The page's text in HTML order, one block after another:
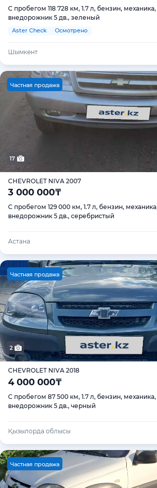
С пробегом 118 728 км, 1.7 л, бензин,
внедорожник 5 дв., зеленый
Aster Check Осмотрено
Шымкент
Частная продажа
17
CHEVROLET NIVA 2007
3 000 000₸
С пробегом 129 000 км, 1.7 л, бензин,
внедорожник 5 дв., серебристый
Астана
Частная продажа
2
CHEVROLET NIVA 2018
4 000 000₸
С пробегом 87 500 км, 1.7 л, бензин,
внедорожник 5 дв., черный
Қызылорда облысы
Частная продажа